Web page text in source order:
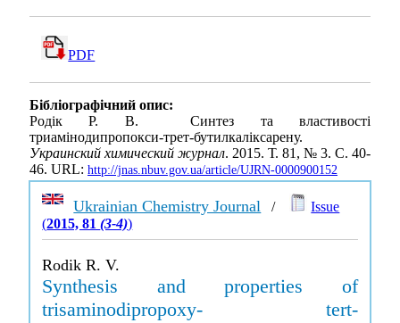
PDF
Бібліографічний опис:
Родік Р. В. Синтез та властивості
триамінодипропокси-трет-бутилкаліксарену.
Украинский химический журнал. 2015. Т. 81, № 3. С. 40-
46. URL: http://jnas.nbuv.gov.ua/article/UJRN-0000900152
Ukrainian Chemistry Journal /
Issue
(2015, 81(3-4))
Rodik R. V.
Synthesis and properties of
trisaminodipropoxy- tert-